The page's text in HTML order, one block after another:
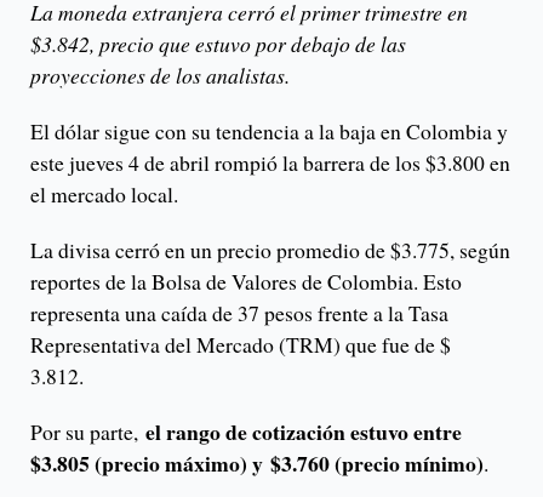
La moneda extranjera cerró el primer trimestre en
$3.842, precio que estuvo por debajo de las
proyecciones de los analistas.
El dólar sigue con su tendencia a la baja en Colombia y
este jueves 4 de abril rompió la barrera de los $3.800 en
el mercado local.
La divisa cerró en un precio promedio de $3.775, según
reportes de la Bolsa de Valores de Colombia. Esto
representa una caída de 37 pesos frente a la Tasa
Representativa del Mercado (TRM) que fue de $
3.812.
Por su parte, el rango de cotización estuvo entre
$3.805 (precio máximo) y $3.760 (precio mínimo).